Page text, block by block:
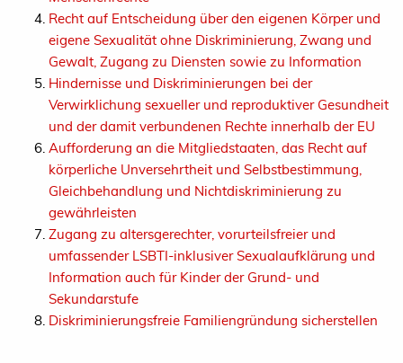
Recht auf Entscheidung über den eigenen Körper und
eigene Sexualität ohne Diskriminierung, Zwang und
Gewalt, Zugang zu Diensten sowie zu Information
Hindernisse und Diskriminierungen bei der
Verwirklichung sexueller und reproduktiver Gesundheit
und der damit verbundenen Rechte innerhalb der EU
Aufforderung an die Mitgliedstaaten, das Recht auf
körperliche Unversehrtheit und Selbstbestimmung,
Gleichbehandlung und Nichtdiskriminierung zu
gewährleisten
Zugang zu altersgerechter, vorurteilsfreier und
umfassender LSBTI-inklusiver Sexualaufklärung und
Information auch für Kinder der Grund- und
Sekundarstufe
Diskriminierungsfreie Familiengründung sicherstellen